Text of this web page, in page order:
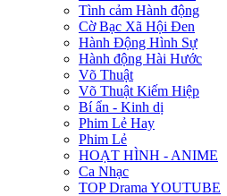
Tình cảm Hành động
Cờ Bạc Xã Hội Đen
Hành Động Hình Sự
Hành động Hài Hước
Võ Thuật
Võ Thuật Kiếm Hiệp
Bí ẩn - Kinh dị
Phim Lẻ Hay
Phim Lẻ
HOẠT HÌNH - ANIME
Ca Nhạc
TOP Drama YOUTUBE